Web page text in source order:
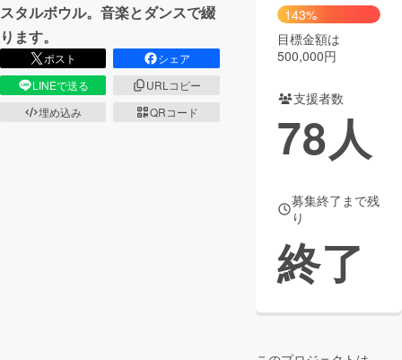
CAMPFIRE Creation
CAMPFIREふるさと納税machi-ya コミュニティ
スタルボウル。音楽とダンスで綴
ります。
ポスト
シェア
LINEで送る
URLコピー
埋め込み
QRコード
143%
目標金額は
500,000円
支援者数
78人
募集終了まで残
り
終了